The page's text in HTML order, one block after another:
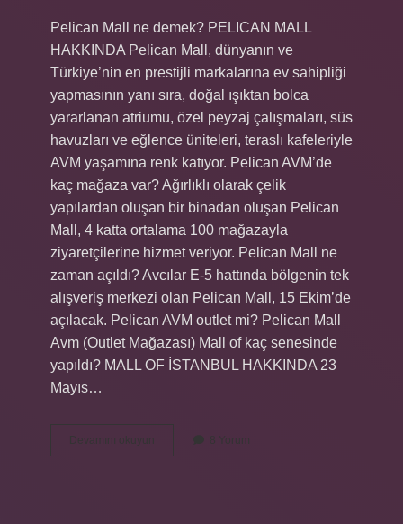
Pelican Mall ne demek? PELICAN MALL
HAKKINDA Pelican Mall, dünyanın ve
Türkiye’nin en prestijli markalarına ev sahipliği
yapmasının yanı sıra, doğal ışıktan bolca
yararlanan atriumu, özel peyzaj çalışmaları, süs
havuzları ve eğlence üniteleri, teraslı kafeleriyle
AVM yaşamına renk katıyor. Pelican AVM’de
kaç mağaza var? Ağırlıklı olarak çelik
yapılardan oluşan bir binadan oluşan Pelican
Mall, 4 katta ortalama 100 mağazayla
ziyaretçilerine hizmet veriyor. Pelican Mall ne
zaman açıldı? Avcılar E-5 hattında bölgenin tek
alışveriş merkezi olan Pelican Mall, 15 Ekim’de
açılacak. Pelican AVM outlet mi? Pelican Mall
Avm (Outlet Mağazası) Mall of kaç senesinde
yapıldı? MALL OF İSTANBUL HAKKINDA 23
Mayıs…
Devamını okuyun
Mall
8 Yorum